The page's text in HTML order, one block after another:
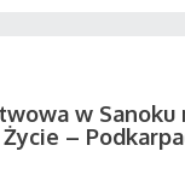
w
Życie –